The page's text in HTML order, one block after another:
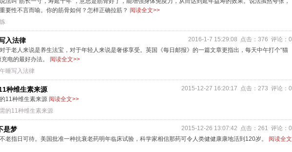
要性不言而喻。你的筋骨如何？怎样正确拉筋？ 阅读全文>>
2016-1-7 15:29:08 点击：376 评论：0
入法律
于老人来说是养生法宝，对于年轻人来说是奢侈享受。英国《每日邮报》的一篇文章更指出，每天中午打个“猫
电的最好办法。
阅读全文>>
睡写入法律
2015-12-27 16:20:17 点击：273 评论：0
种维生素来源
11种维生素来源 阅读全文>>
的11种维生素来源
2015-12-26 13:07:42 点击：261 评论：0
是梦
老指日可待。美国批准一种抗衰老药明年临床试验，科学家相信那药可令人类健健康康地活到120岁。
阅读全文